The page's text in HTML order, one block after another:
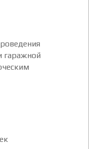
гаражной